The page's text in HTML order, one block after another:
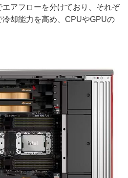
アフローを分けており、それぞ
却能力を高め、CPUやGPUの